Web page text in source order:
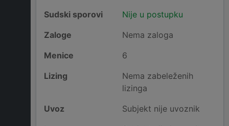
Sudski sporovi
Nije u postupku
Zaloge
Nema zaloga
Menice
6
Lizing
Nema zabeleženih
lizinga
Uvoz
Subjekt nije uvoznik